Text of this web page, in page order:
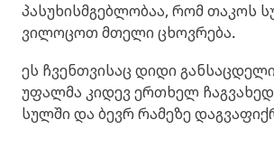
პასუხისმგებლობაა, რომ თაკოს
ვილოცოთ მთელი ცხოვრება.
ეს ჩვენთვისაც დიდი
უფალმა კიდევ ერთხელ
სულში და ბევრ რამეზე